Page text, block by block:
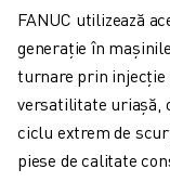
FANUC utilizează
generație în
turnare prin injecție
versatilitate uriașă,
ciclu extrem de
piese de calitate